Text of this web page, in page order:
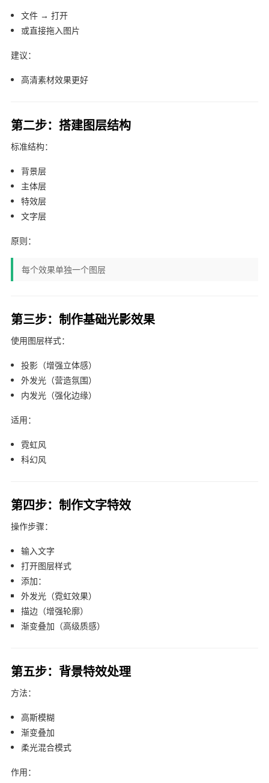
文件 → 打开
或直接拖入图片
建议：
高清素材效果更好
第二步：搭建图层结构
标准结构：
背景层
主体层
特效层
文字层
原则：
每个效果单独一个图层
第三步：制作基础光影效果
使用图层样式：
投影（增强立体感）
外发光（营造氛围）
内发光（强化边缘）
适用：
霓虹风
科幻风
第四步：制作文字特效
操作步骤：
输入文字
打开图层样式
添加：
外发光（霓虹效果）
描边（增强轮廓）
渐变叠加（高级质感）
第五步：背景特效处理
方法：
高斯模糊
渐变叠加
柔光混合模式
作用：